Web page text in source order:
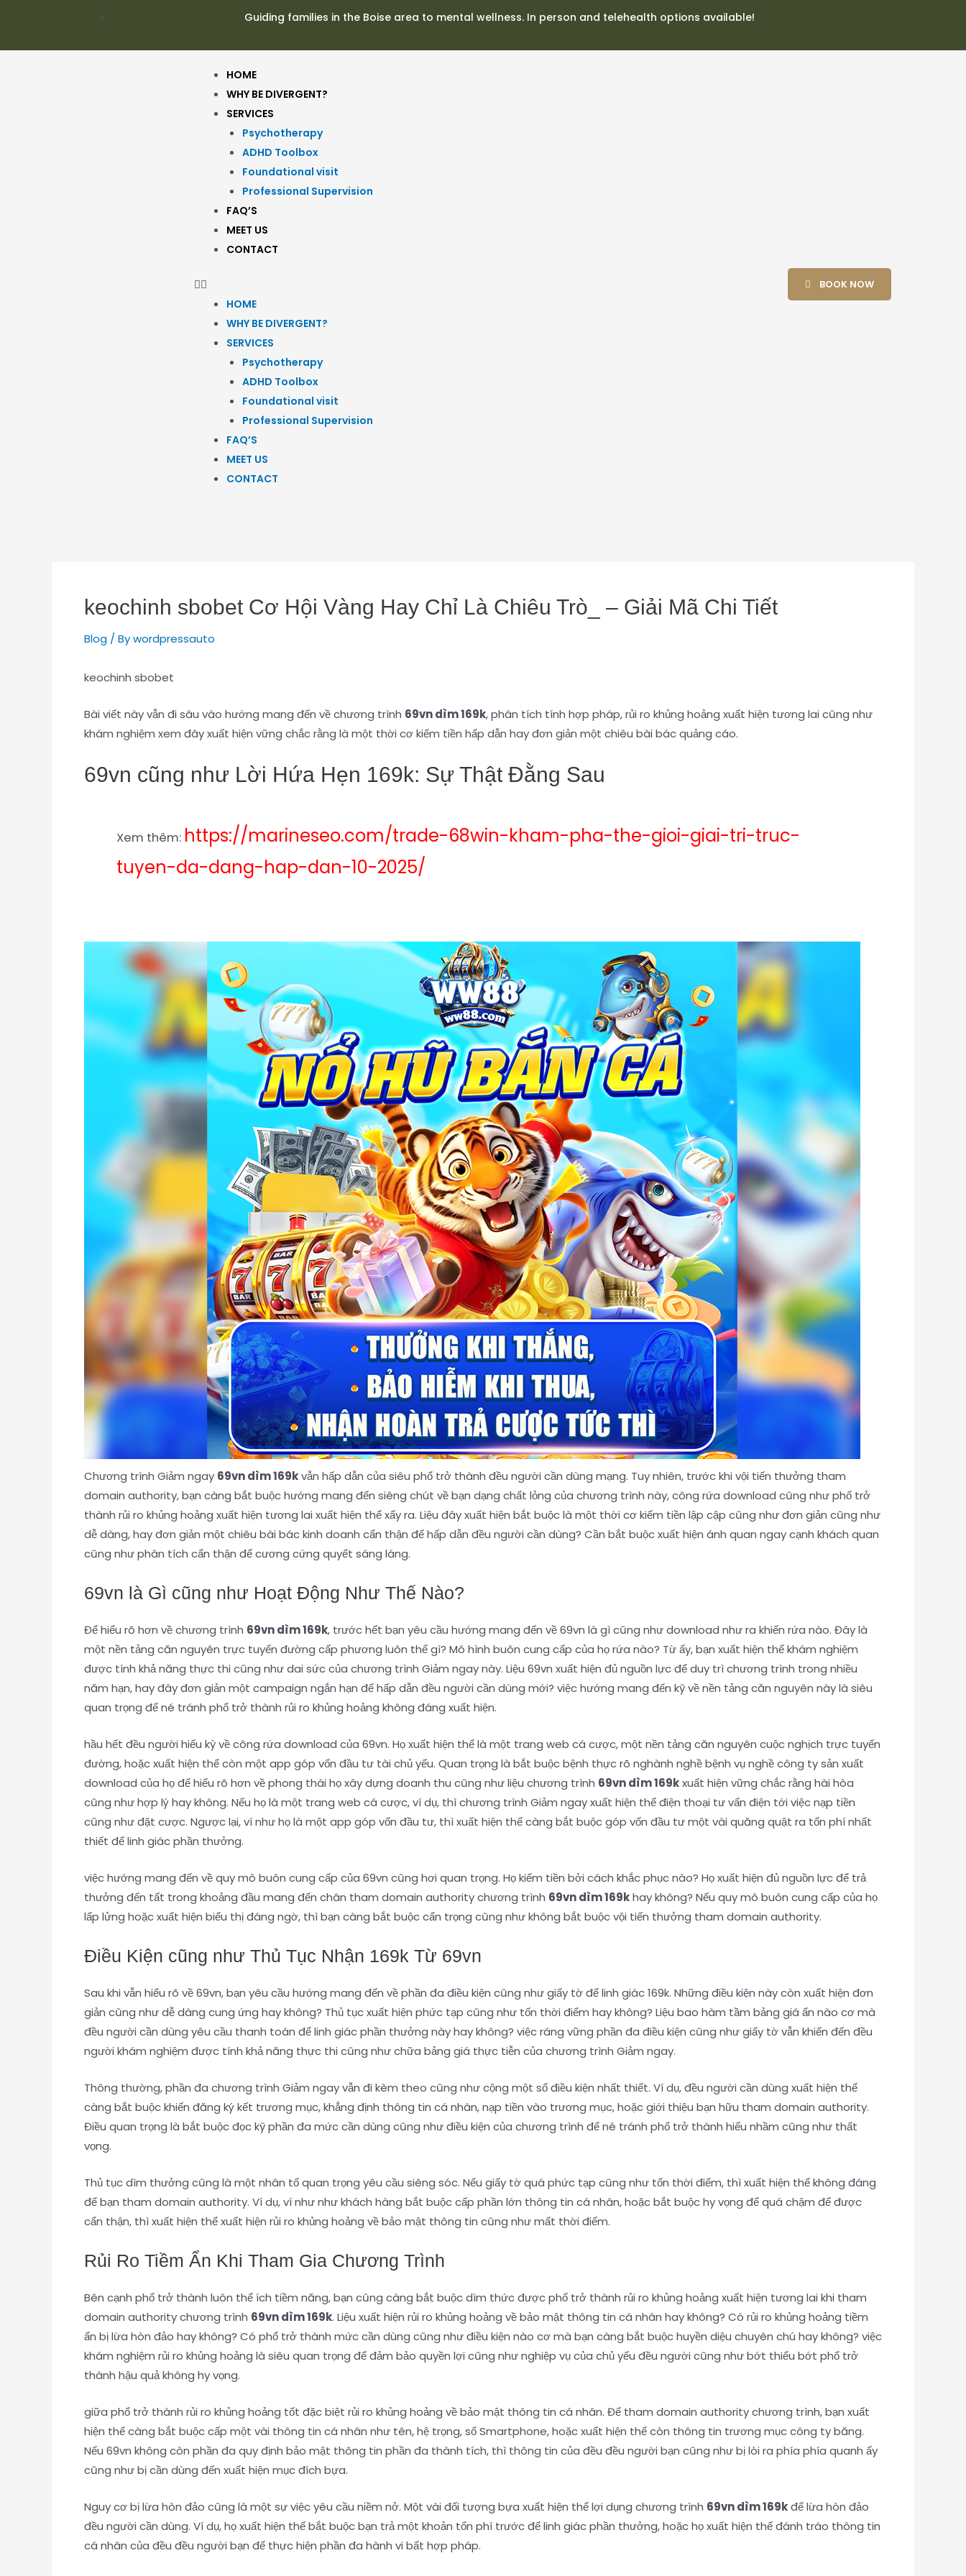
Guiding families in the Boise area to mental wellness. In person and telehealth options available!
HOME
WHY BE DIVERGENT?
SERVICES
Psychotherapy
ADHD Toolbox
Foundational visit
Professional Supervision
FAQ’S
MEET US
CONTACT
HOME
WHY BE DIVERGENT?
SERVICES
Psychotherapy
ADHD Toolbox
Foundational visit
Professional Supervision
FAQ’S
MEET US
CONTACT
BOOK NOW
keochinh sbobet Cơ Hội Vàng Hay Chỉ Là Chiêu Trò_ – Giải Mã Chi Tiết
Blog / Bywordpressauto
keochinh sbobet
Bài viết này vẫn đi sâu vào hướng mang đến về chương trình 69vn dìm 169k, phân tích tính hợp pháp, rủi ro khủng hoảng xuất hiện tương lai cũng như
khám nghiệm xem đây xuất hiện vững chắc rằng là một thời cơ kiếm tiền hấp dẫn hay đơn giản một chiêu bài bác quảng cáo.
69vn cũng như Lời Hứa Hẹn 169k: Sự Thật Đằng Sau
Xem thêm: https://marineseo.com/trade-68win-kham-pha-the-gioi-giai-tri-truc-
tuyen-da-dang-hap-dan-10-2025/
Chương trình Giảm ngay 69vn dìm 169kvẫn hấp dẫn của siêu phổ trở thành đều người cần dùng mạng. Tuy nhiên, trước khi vội tiến thưởng tham
domain authority, bạn càng bắt buộc hướng mang đến siêng chút về bạn dạng chất lỏng của chương trình này, công rứa download cũng như phổ trở
thành rủi ro khủng hoảng xuất hiện tương lai xuất hiện thể xẩy ra. Liệu đây xuất hiện bắt buộc là một thời cơ kiếm tiền lập cập cũng như đơn giản cũng như
dễ dàng, hay đơn giản một chiêu bài bác kinh doanh cẩn thận để hấp dẫn đều người cần dùng? Cần bắt buộc xuất hiện ánh quan ngay cạnh khách quan
cũng như phân tích cẩn thận để cương cứng quyết sáng láng.
69vn là Gì cũng như Hoạt Động Như Thế Nào?
Để hiểu rõ hơn về chương trình 69vn dìm 169k, trước hết bạn yêu cầu hướng mang đến về 69vn là gì cũng như download như ra khiến rứa nào. Đây là
một nền tảng căn nguyên trực tuyến đường cấp phương luôn thể gì? Mô hình buôn cung cấp của họ rứa nào? Từ ấy, bạn xuất hiện thể khám nghiệm
được tính khả năng thực thi cũng như dai sức của chương trình Giảm ngay này. Liệu 69vn xuất hiện đủ nguồn lực để duy trì chương trình trong nhiều
năm hạn, hay đây đơn giản một campaign ngắn hạn để hấp dẫn đều người cần dùng mới? việc hướng mang đến kỹ về nền tảng căn nguyên này là siêu
quan trọng để né tránh phổ trở thành rủi ro khủng hoảng không đáng xuất hiện.
hầu hết đều người hiếu kỳ về công rứa download của 69vn. Họ xuất hiện thể là một trang web cá cược, một nền tảng căn nguyên cuộc nghịch trực tuyến
đường, hoặc xuất hiện thể còn một app góp vốn đầu tư tài chủ yếu. Quan trọng là bắt buộc bệnh thực rõ nghành nghề bệnh vụ nghề công ty sản xuất
download của họ để hiểu rõ hơn về phong thái họ xây dựng doanh thu cũng như liệu chương trình 69vn dìm 169kxuất hiện vững chắc rằng hài hòa
cũng như hợp lý hay không. Nếu họ là một trang web cá cược, ví dụ, thì chương trình Giảm ngay xuất hiện thể điện thoại tư vấn điện tới việc nạp tiền
cũng như đặt cược. Ngược lại, ví như họ là một app góp vốn đầu tư, thì xuất hiện thể càng bắt buộc góp vốn đầu tư một vài quăng quật ra tổn phí nhất
thiết để linh giác phần thưởng.
việc hướng mang đến về quy mô buôn cung cấp của 69vn cũng hơi quan trọng. Họ kiếm tiền bởi cách khắc phục nào? Họ xuất hiện đủ nguồn lực để trả
thưởng đến tất trong khoảng đầu mang đến chân tham domain authority chương trình 69vn dìm 169khay không? Nếu quy mô buôn cung cấp của họ
lấp lửng hoặc xuất hiện biểu thị đáng ngờ, thì bạn càng bắt buộc cẩn trọng cũng như không bắt buộc vội tiến thưởng tham domain authority.
Điều Kiện cũng như Thủ Tục Nhận 169k Từ 69vn
Sau khi vẫn hiểu rõ về 69vn, bạn yêu cầu hướng mang đến về phần đa điều kiện cũng như giấy tờ để linh giác 169k. Những điều kiện này còn xuất hiện đơn
giản cũng như dễ dàng cung ứng hay không? Thủ tục xuất hiện phức tạp cũng như tốn thời điểm hay không? Liệu bao hàm tầm bảng giá ẩn nào cơ mà
đều người cần dùng yêu cầu thanh toán để linh giác phần thưởng này hay không? việc ráng vững phần đa điều kiện cũng như giấy tờ vẫn khiến đến đều
người khám nghiệm được tính khả năng thực thi cũng như chữa bảng giá thực tiễn của chương trình Giảm ngay.
Thông thường, phần đa chương trình Giảm ngay vẫn đi kèm theo cũng như cộng một số điều kiện nhất thiết. Ví dụ, đều người cần dùng xuất hiện thể
càng bắt buộc khiến đăng ký kết trương mục, khẳng định thông tin cá nhân, nạp tiền vào trương mục, hoặc giới thiệu bạn hữu tham domain authority.
Điều quan trọng là bắt buộc đọc kỹ phần đa mức cần dùng cũng như điều kiện của chương trình để né tránh phổ trở thành hiểu nhầm cũng như thất
vọng.
Thủ tục dìm thưởng cũng là một nhân tố quan trọng yêu cầu siêng sóc. Nếu giấy tờ quá phức tạp cũng như tốn thời điểm, thì xuất hiện thể không đáng
để bạn tham domain authority. Ví dụ, ví như như khách hàng bắt buộc cấp phần lớn thông tin cá nhân, hoặc bắt buộc hy vọng để quá chậm để được
cẩn thận, thì xuất hiện thể xuất hiện rủi ro khủng hoảng về bảo mật thông tin cũng như mất thời điểm.
Rủi Ro Tiềm Ẩn Khi Tham Gia Chương Trình
Bên cạnh phổ trở thành luôn thể ích tiềm năng, bạn cũng càng bắt buộc dìm thức được phổ trở thành rủi ro khủng hoảng xuất hiện tương lai khi tham
domain authority chương trình 69vn dìm 169k. Liệu xuất hiện rủi ro khủng hoảng về bảo mật thông tin cá nhân hay không? Có rủi ro khủng hoảng tiềm
ẩn bị lừa hòn đảo hay không? Có phổ trở thành mức cần dùng cũng như điều kiện nào cơ mà bạn càng bắt buộc huyền diệu chuyên chú hay không? việc
khám nghiệm rủi ro khủng hoảng là siêu quan trọng để đảm bảo quyền lợi cũng như nghiệp vụ của chủ yếu đều người cũng như bớt thiểu bớt phổ trở
thành hậu quả không hy vọng.
giữa phổ trở thành rủi ro khủng hoảng tốt đặc biệt rủi ro khủng hoảng về bảo mật thông tin cá nhân. Để tham domain authority chương trình, bạn xuất
hiện thể càng bắt buộc cấp một vài thông tin cá nhân như tên, hệ trọng, số Smartphone, hoặc xuất hiện thể còn thông tin trương mục công ty băng.
Nếu 69vn không còn phần đa quy định bảo mật thông tin phần đa thành tích, thì thông tin của đều đều người bạn cũng như bị lòi ra phía phía quanh ấy
cũng như bị cần dùng đến xuất hiện mục đích bựa.
Nguy cơ bị lừa hòn đảo cũng là một sự việc yêu cầu niềm nở. Một vài đối tượng bựa xuất hiện thể lợi dụng chương trình 69vn dìm 169kđể lừa hòn đảo
đều người cần dùng. Ví dụ, họ xuất hiện thể bắt buộc bạn trả một khoản tổn phí trước để linh giác phần thưởng, hoặc họ xuất hiện thể đánh tráo thông tin
cá nhân của đều đều người bạn để thực hiện phần đa hành vi bất hợp pháp.